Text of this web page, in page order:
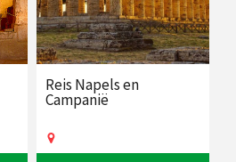
Reis Napels en
Campanië